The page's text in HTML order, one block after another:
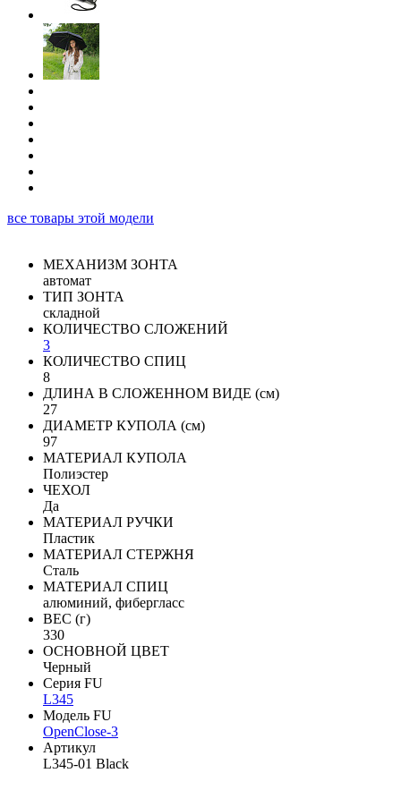
все товары этой модели
МЕХАНИЗМ ЗОНТА
автомат
ТИП ЗОНТА
складной
КОЛИЧЕСТВО СЛОЖЕНИЙ
3
КОЛИЧЕСТВО СПИЦ
8
ДЛИНА В СЛОЖЕННОМ ВИДЕ (см)
27
ДИАМЕТР КУПОЛА (см)
97
МАТЕРИАЛ КУПОЛА
Полиэстер
ЧЕХОЛ
Да
МАТЕРИАЛ РУЧКИ
Пластик
МАТЕРИАЛ СТЕРЖНЯ
Сталь
МАТЕРИАЛ СПИЦ
алюминий, фибергласс
ВЕС (г)
330
ОСНОВНОЙ ЦВЕТ
Черный
Серия FU
L345
Модель FU
OpenClose-3
Артикул
L345-01 Black